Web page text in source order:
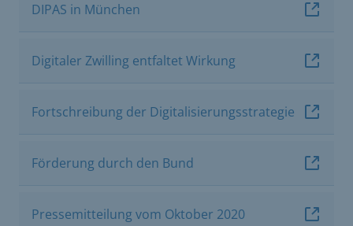
DIPAS in München
Digitaler Zwilling entfaltet Wirkung
Fortschreibung der Digitalisierungsstrategie
Förderung durch den Bund
Pressemitteilung vom Oktober 2020